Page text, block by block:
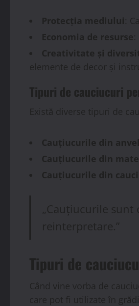
Protecția mediului:
Economia de resurse
Creativitate și
elemente de decor și
Tipuri de cauciucuri
Există diverse tipuri de
Cauțiucurile din
Cauțiucurile din
Cauțiucurile din
„Cauțiucurile
reinterpretare.”
Tipuri de
Când vine vorba de
care pot fi utilizate în